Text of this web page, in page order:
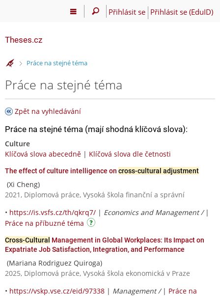
Přihlásit se Přihlásit se (EduID)
Theses.cz
>Práce na stejné téma
Práce na stejné téma
Zpět na vyhledávání
Práce na stejné téma (mají shodná klíčová slova):
Culture
Klíčová slova abecedně | Klíčová slova dle četnosti
The effect of culture intelligence on cross-cultural adjustment
(Xi Cheng)
2021, Diplomová práce, Vysoká škola finanční a správní
• https://is.vsfs.cz/th/qkrq7/ | Economics and Management / |
Práce na příbuzné téma
Cross-Cultural Management in Global Workplaces: Its Impact on
Expatriate Job Satisfaction, Integration, and Performance
(Mariana Rodriguez Quiroga)
2025, Diplomová práce, Vysoká škola ekonomická v Praze
• https://vskp.vse.cz/eid/97338 | Management / | Práce na